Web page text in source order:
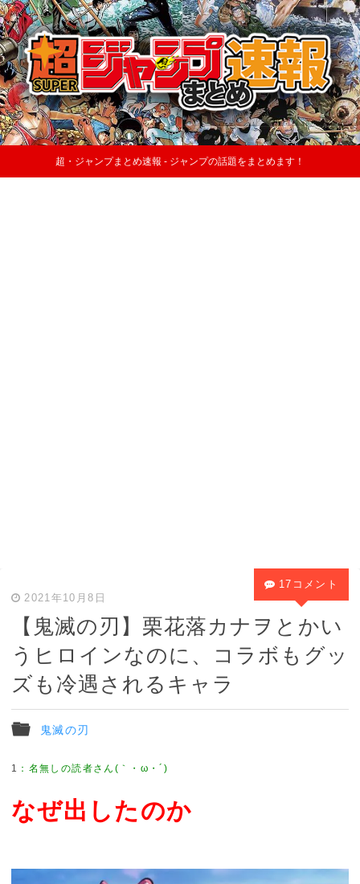
超・ジャンプまとめ速報 - ジャンプの話題をまとめます！
2021年10月8日
【鬼滅の刃】栗花落カナヲとかい
うヒロインなのに、コラボもグッ
ズも冷遇されるキャラ
鬼滅の刃
17コメント
1
なぜ出したのか